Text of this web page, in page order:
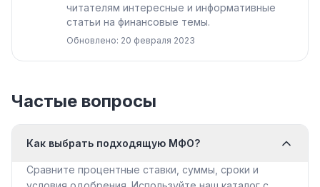
читателям интересные и информативные
статьи на финансовые темы.
Обновлено: 20 февраля 2023
Частые вопросы
Как выбрать подходящую МФО?
Сравните процентные ставки, суммы, сроки и